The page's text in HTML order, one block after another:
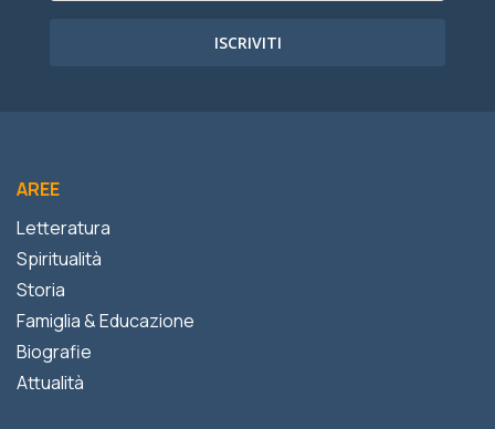
ISCRIVITI
AREE
Letteratura
Spiritualità
Storia
Famiglia & Educazione
Biografie
Attualità